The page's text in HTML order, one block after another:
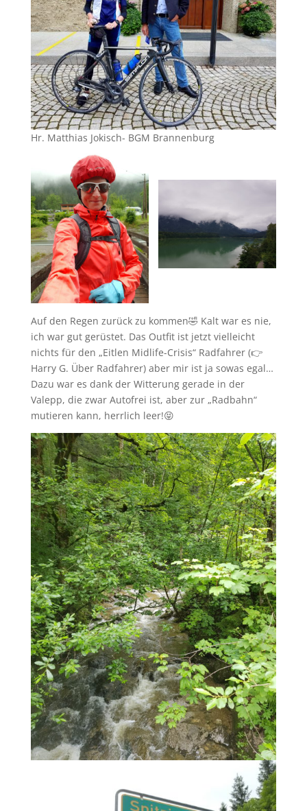
Hr. Matthias Jokisch- BGM Brannenburg
Auf den Regen zurück zu kommen🤣 Kalt war es nie,
ich war gut gerüstet. Das Outfit ist jetzt vielleicht
nichts für den „Eitlen Midlife-Crisis“ Radfahrer (👉
Harry G. Über Radfahrer) aber mir ist ja sowas egal…
Dazu war es dank der Witterung gerade in der
Valepp, die zwar Autofrei ist, aber zur „Radbahn“
mutieren kann, herrlich leer!😝